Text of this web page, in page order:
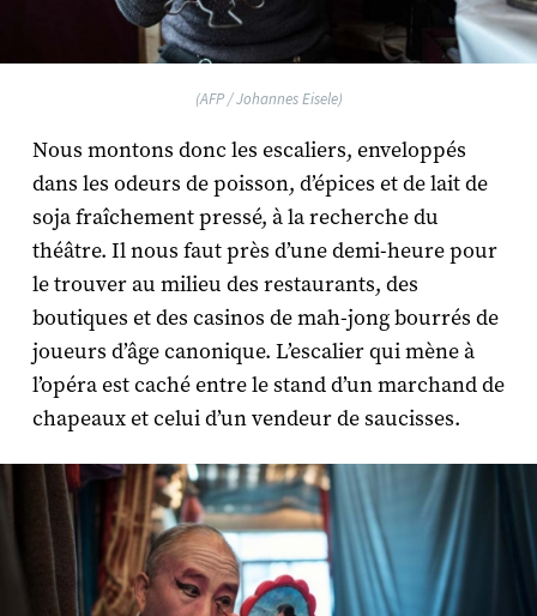
(AFP / Johannes Eisele)
Nous montons donc les escaliers, enveloppés
dans les odeurs de poisson, d’épices et de lait de
soja fraîchement pressé, à la recherche du
théâtre. Il nous faut près d’une demi-heure pour
le trouver au milieu des restaurants, des
boutiques et des casinos de mah-jong bourrés de
joueurs d’âge canonique. L’escalier qui mène à
l’opéra est caché entre le stand d’un marchand de
chapeaux et celui d’un vendeur de saucisses.